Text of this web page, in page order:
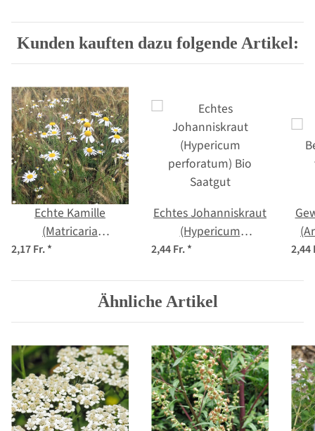
Kunden kauften dazu folgende Artikel:
Echte Kamille
(Matricaria
chamomilla) Bio
2,17 Fr.*
Echtes Johanniskraut
(Hypericum
perforatum) Bio
2,44 Fr.* 2,44
Ähnliche Artikel